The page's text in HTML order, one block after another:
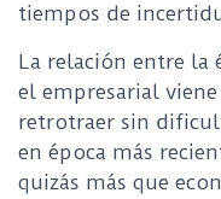
tiempos de
La relación entre la
el empresarial
retrotraer sin
en época más
quizás más que